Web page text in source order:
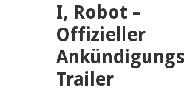
I, Robot –
Offizieller
Ankündigungs
Trailer